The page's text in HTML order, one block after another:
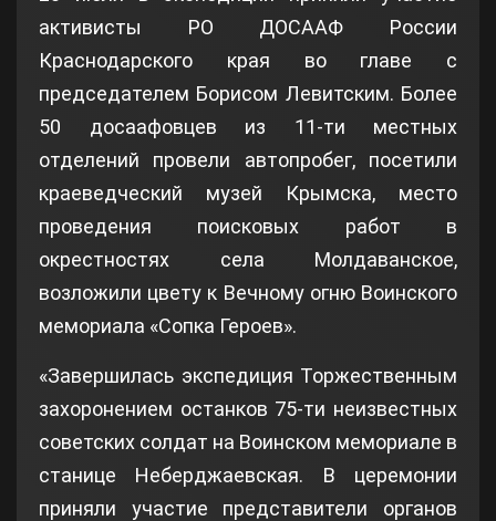
активисты РО ДОСААФ России
Краснодарского края во главе с
председателем Борисом Левитским. Более
50 досаафовцев из 11-ти местных
отделений провели автопробег, посетили
краеведческий музей Крымска, место
проведения поисковых работ в
окрестностях села Молдаванское,
возложили цвету к Вечному огню Воинского
мемориала «Сопка Героев».
«Завершилась экспедиция Торжественным
захоронением останков 75-ти неизвестных
советских солдат на Воинском мемориале в
станице Неберджаевская. В церемонии
приняли участие представители органов